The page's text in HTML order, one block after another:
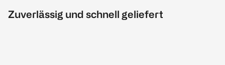
Zuverlässig und schnell geliefert